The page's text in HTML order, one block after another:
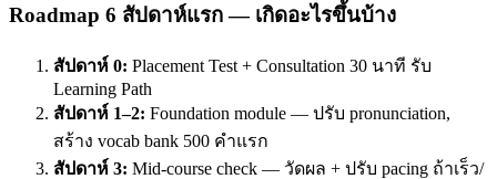
Roadmap 6 สัปดาห์แรก — เกิดอะไรขึ้นบ้าง
สัปดาห์ 0: Placement Test + Consultation 30 นาที รับ
Learning Path
สัปดาห์ 1–2: Foundation module — ปรับ pronunciation,
สร้าง vocab bank 500 คำแรก
สัปดาห์ 3: Mid-course check — วัดผล + ปรับ pacing ถ้าเร็ว/